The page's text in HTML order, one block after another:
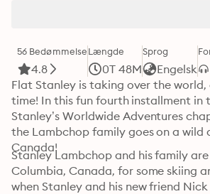
56 Bedømmelse
4.8
Længde
0T 48M
Sprog
Engelsk
Flat Stanley is taking over the
time! In this fun fourth installment in
Stanley’s Worldwide Adventures
the Lambchop family goes on a wild
Canada!
Stanley Lambchop and his family
Columbia, Canada, for some skiing
when Stanley and his new friend